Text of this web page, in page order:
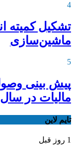
4
تشکیل کمیته
ماشین‌سازی
5
مالیات در سال ۱۴۰۱
تایم لاین
1 روز قبل